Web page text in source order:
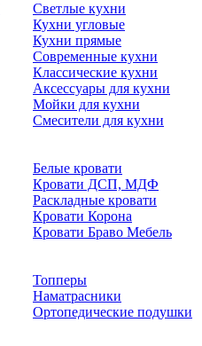
Светлые кухни
Кухни угловые
Кухни прямые
Современные кухни
Классические кухни
Аксессуары для кухни
Мойки для кухни
Смесители для кухни
Белые кровати
Кровати ДСП, МДФ
Раскладные кровати
Кровати Корона
Кровати Браво Мебель
Топперы
Наматрасники
Ортопедические подушки